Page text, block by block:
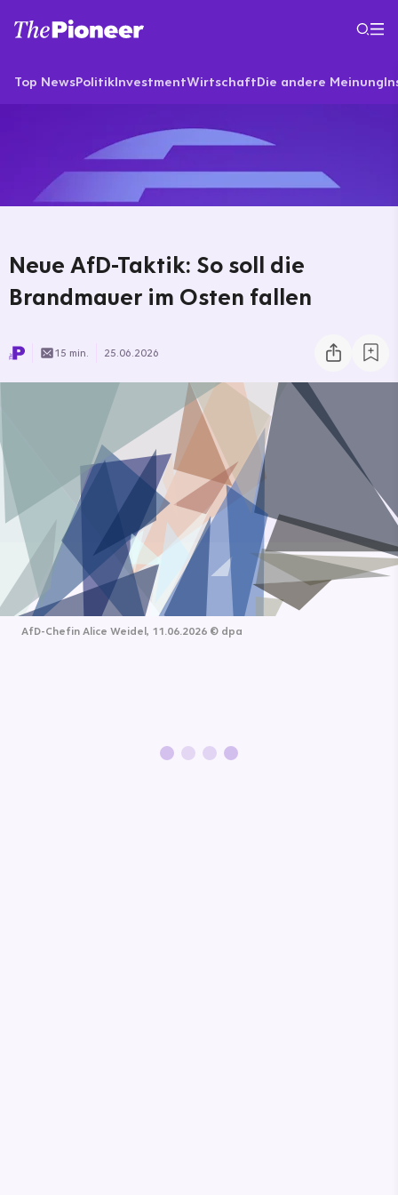
Top NewsPolitikInvestmentWirtschaftDie andere Meinung
Neue AfD-Taktik: So soll die
Brandmauer im Osten fallen
15 min. 25.06.2026
AfD-Chefin Alice Weidel, 11.06.2026 © dpa